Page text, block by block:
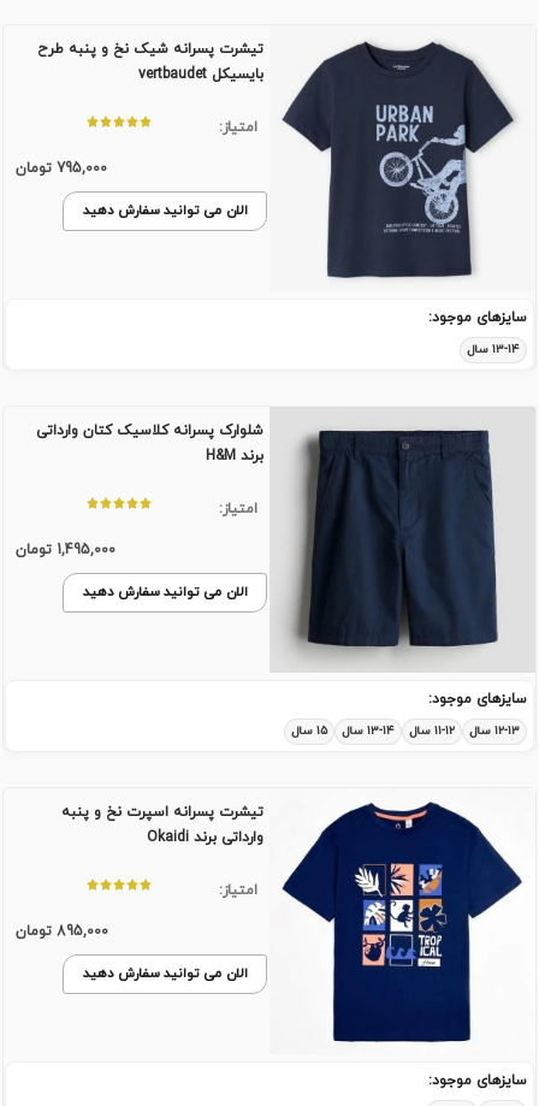
تیشرت پسرانه شیک نخ و پنبه طرح
بایسیکل vertbaudet
امتیاز:
795,000 تومان
الان می توانید سفارش دهید
سایزهای موجود:
۱۳-۱۴ سال
شلوارک پسرانه کلاسیک کتان وارداتی
برند H&M
امتیاز:
1,495,000 تومان
الان می توانید سفارش دهید
سایزهای موجود:
۱۲-۱۳ سال ۱۱-۱۲ سال ۱۳-۱۴ سال ۱۵ سال
تیشرت پسرانه اسپرت نخ و پنبه
وارداتی برند Okaidi
امتیاز:
895,000 تومان
الان می توانید سفارش دهید
سایزهای موجود: